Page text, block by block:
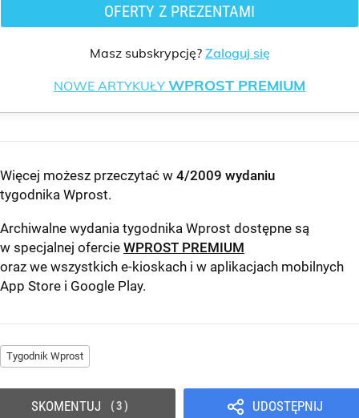
OFERTY Z PREZENTAMI
Masz subskrypcję? Zaloguj się
NOWE ARTYKUŁY WPROST PREMIUM
Więcej możesz przeczytać w 4/2009 wydaniu
tygodnika Wprost.
Archiwalne wydania tygodnika Wprost dostępne są
w specjalnej ofercie WPROST PREMIUM
oraz we wszystkich e-kioskach i w aplikacjach mobilnych
App Store i Google Play.
Tygodnik Wprost
UDOSTĘPNIJ
SKOMENTUJ 3